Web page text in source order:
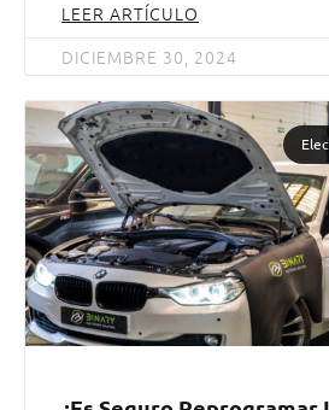
LEER ARTÍCULO
DICIEMBRE 30, 2024